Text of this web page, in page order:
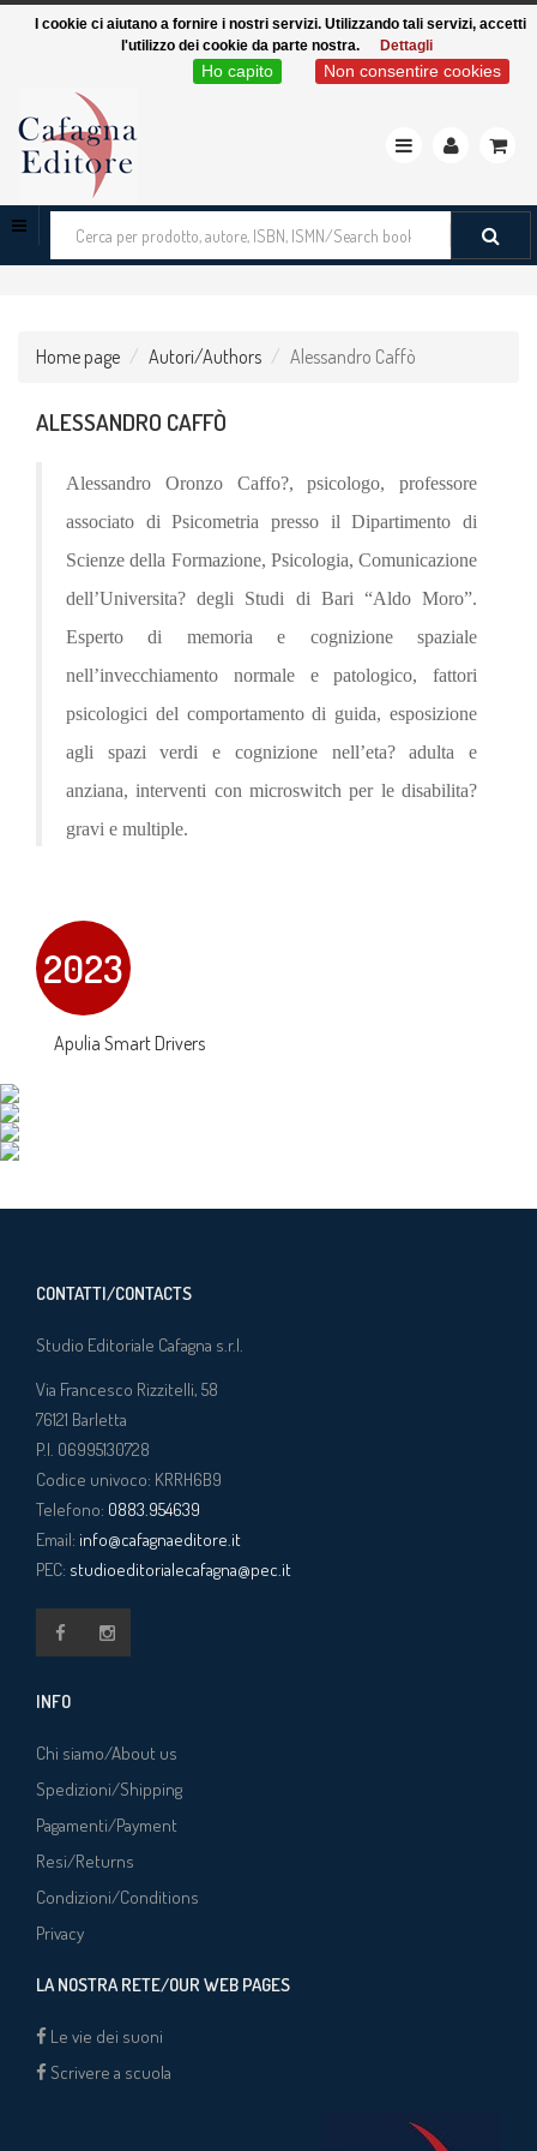
Toggle
Cerca
tra
Home page
Autori/Authors Alessandro Caffò
ALESSANDRO CAFFÒ
Alessandro Oronzo Caffo?, psicologo, professore
associato di Psicometria presso il Dipartimento di
Scienze della Formazione, Psicologia, Comunicazione
dell’Universita? degli Studi di Bari “Aldo Moro”.
Esperto di memoria e cognizione spaziale
nell’invecchiamento normale e patologico, fattori
psicologici del comportamento di guida, esposizione
agli spazi verdi e cognizione nell’eta? adulta e
anziana, interventi con microswitch per le disabilita?
gravi e multiple.
2023
Apulia Smart Drivers
CONTATTI/CONTACTS
Studio Editoriale Cafagna s.r.l.
Via Francesco Rizzitelli, 58
76121 Barletta
P.I. 06995130728
Codice univoco: KRRH6B9
Telefono: 0883.954639
Email: info@cafagnaeditore.it
PEC: studioeditorialecafagna@pec.it
INFO
Chi siamo/About us
Spedizioni/Shipping
Pagamenti/Payment
Resi/Returns
Condizioni/Conditions
Privacy
LA NOSTRA RETE/OUR WEB PAGES
Le vie dei suoni
Scrivere a scuola
I cookie ci aiutano a fornire i nostri servizi. Utilizzando tali servizi, accetti
l'utilizzo dei cookie da parte nostra.
Dettagli
Non consentire cookies
Ho capito